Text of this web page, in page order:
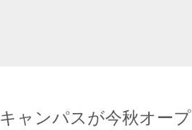
ャンパスが今秋オープ